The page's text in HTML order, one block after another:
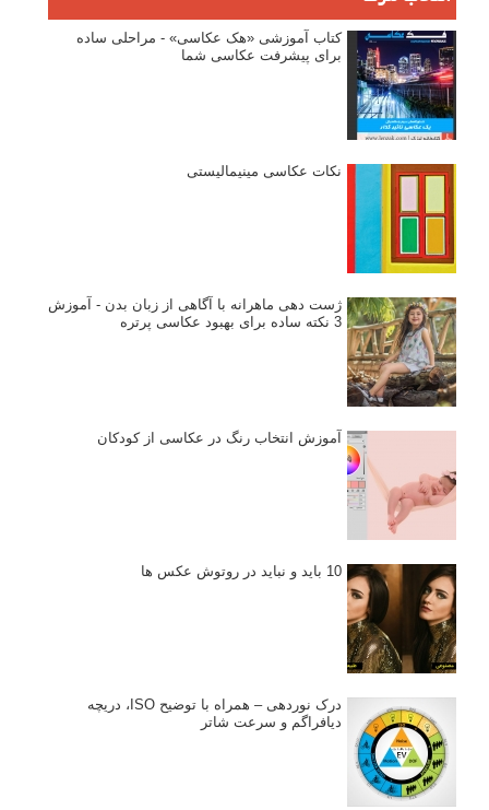
کتاب آموزشی «هک عکاسی» - مراحلی ساده
برای پیشرفت عکاسی شما
نکات عکاسی مینیمالیستی
ژست دهی ماهرانه با آگاهی از زبان بدن - آموزش
3 نکته ساده برای بهبود عکاسی پرتره
آموزش انتخاب رنگ در عکاسی از کودکان
10 باید و نباید در روتوش عکس ها
درک نوردهی – همراه با توضیح ISO، دریچه
دیافراگم و سرعت شاتر